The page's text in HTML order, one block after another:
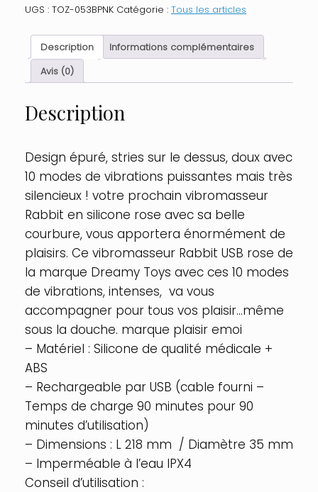
rose
vitesse
Taille
TU,
Couleur
UGS : TOZ-053BPNK Catégorie : Tous les articles
Description
Informations complémentaires
Avis (0)
Description
Design épuré, stries sur le dessus, doux avec
10 modes de vibrations puissantes mais très
silencieux ! votre prochain vibromasseur
Rabbit en silicone rose avec sa belle
courbure, vous apportera énormément de
plaisirs. Ce vibromasseur Rabbit USB rose de
la marque Dreamy Toys avec ces 10 modes
de vibrations, intenses, va vous
accompagner pour tous vos plaisir…même
sous la douche. marque plaisir emoi
– Matériel : Silicone de qualité médicale +
ABS
– Rechargeable par USB (cable fourni –
Temps de charge 90 minutes pour 90
minutes d’utilisation)
– Dimensions : L 218 mm / Diamètre 35 mm
– Imperméable à l’eau IPX4
Conseil d’utilisation :